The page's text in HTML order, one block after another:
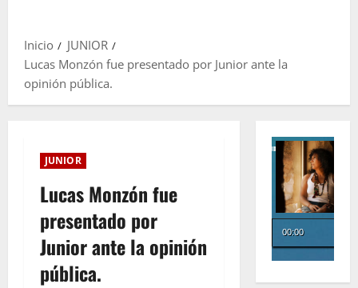
Inicio
JUNIOR
Lucas Monzón fue presentado por Junior ante la
opinión pública.
JUNIOR
Lucas Monzón fue
presentado por
Junior ante la opinión
pública.